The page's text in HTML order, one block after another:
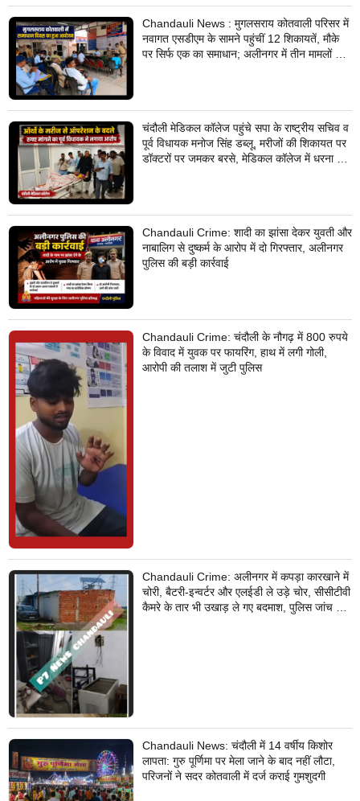
Chandauli News : मुगलसराय कोतवाली परिसर में
नवागत एसडीएम के सामने पहुंचीं 12 शिकायतें, मौके
पर सिर्फ एक का समाधान; अलीनगर में तीन मामलों का
चंदौली मेडिकल कॉलेज पहुंचे सपा के राष्ट्रीय सचिव व
पूर्व विधायक मनोज सिंह डब्लू, मरीजों की शिकायत पर
डॉक्टरों पर जमकर बरसे, मेडिकल कॉलेज में धरना देने
Chandauli Crime: शादी का झांसा देकर युवती और
नाबालिग से दुष्कर्म के आरोप में दो गिरफ्तार, अलीनगर
पुलिस की बड़ी कार्रवाई
Chandauli Crime: चंदौली के नौगढ़ में 800 रुपये
के विवाद में युवक पर फायरिंग, हाथ में लगी गोली,
आरोपी की तलाश में जुटी पुलिस
Chandauli Crime: अलीनगर में कपड़ा कारखाने में
चोरी, बैटरी-इन्वर्टर और एलईडी ले उड़े चोर, सीसीटीवी
कैमरे के तार भी उखाड़ ले गए बदमाश, पुलिस जांच में
Chandauli News: चंदौली में 14 वर्षीय किशोर
लापता: गुरु पूर्णिमा पर मेला जाने के बाद नहीं लौटा,
परिजनों ने सदर कोतवाली में दर्ज कराई गुमशुदगी